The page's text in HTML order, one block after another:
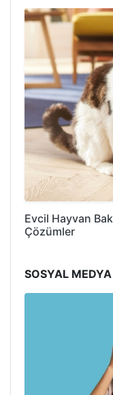
Evcil Hayvan
Çözümler
SOSYAL MEDYA